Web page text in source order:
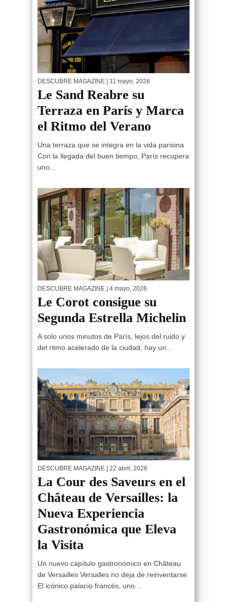
DESCUBRE MAGAZINE | 11 mayo, 2026
Le Sand Reabre su
Terraza en París y Marca
el Ritmo del Verano
Una terraza que se integra en la vida parisina
Con la llegada del buen tiempo, París recupera
uno...
DESCUBRE MAGAZINE | 4 mayo, 2026
Le Corot consigue su
Segunda Estrella Michelin
A solo unos minutos de París, lejos del ruido y
del ritmo acelerado de la ciudad, hay un...
DESCUBRE MAGAZINE | 22 abril, 2026
La Cour des Saveurs en el
Château de Versailles: la
Nueva Experiencia
Gastronómica que Eleva
la Visita
Un nuevo capítulo gastronómico en Château
de Versailles Versalles no deja de reinventarse.
El icónico palacio francés, uno...